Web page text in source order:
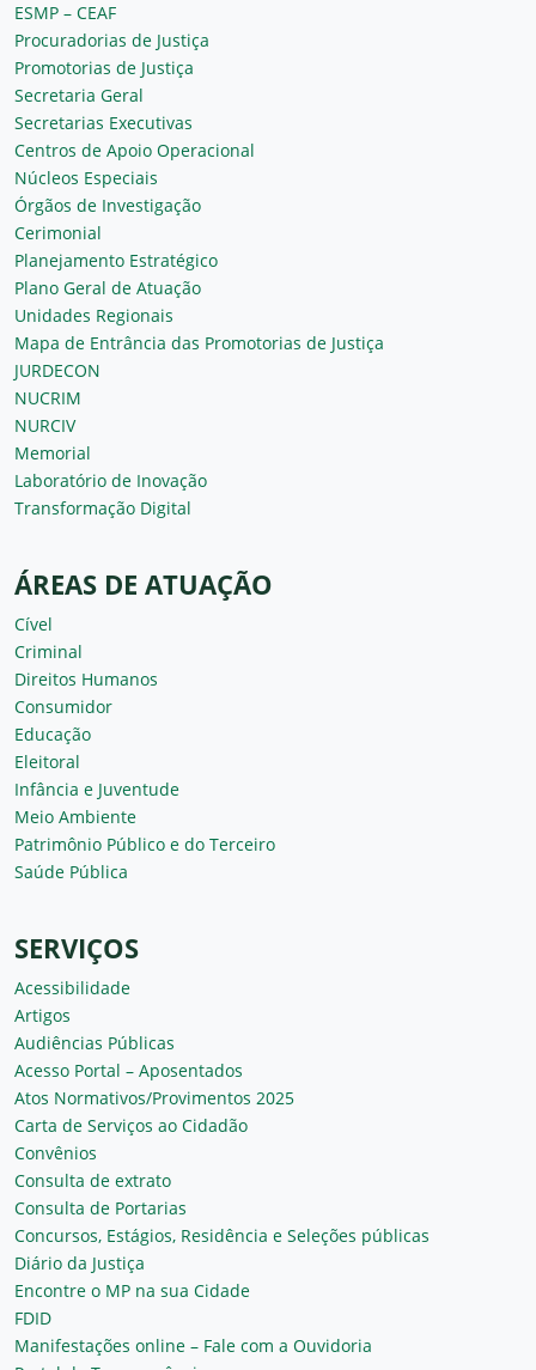
ESMP – CEAF
Procuradorias de Justiça
Promotorias de Justiça
Secretaria Geral
Secretarias Executivas
Centros de Apoio Operacional
Núcleos Especiais
Órgãos de Investigação
Cerimonial
Planejamento Estratégico
Plano Geral de Atuação
Unidades Regionais
Mapa de Entrância das Promotorias de Justiça
JURDECON
NUCRIM
NURCIV
Memorial
Laboratório de Inovação
Transformação Digital
ÁREAS DE ATUAÇÃO
Cível
Criminal
Direitos Humanos
Consumidor
Educação
Eleitoral
Infância e Juventude
Meio Ambiente
Patrimônio Público e do Terceiro
Saúde Pública
SERVIÇOS
Acessibilidade
Artigos
Audiências Públicas
Acesso Portal – Aposentados
Atos Normativos/Provimentos 2025
Carta de Serviços ao Cidadão
Convênios
Consulta de extrato
Consulta de Portarias
Concursos, Estágios, Residência e Seleções públicas
Diário da Justiça
Encontre o MP na sua Cidade
FDID
Manifestações online – Fale com a Ouvidoria